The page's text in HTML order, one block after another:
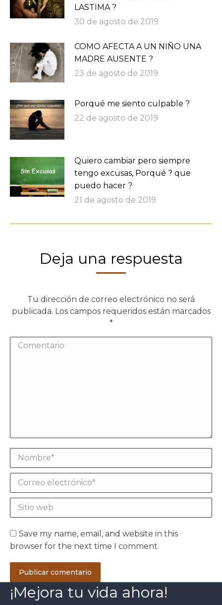
LASTIMA ?
30 de agosto de 2019
COMO AFECTA A UN NIÑO UNA
MADRE AUSENTE ?
23 de agosto de 2019
Porqué me siento culpable ?
22 de agosto de 2019
Quiero cambiar pero siempre
tengo excusas, Porqué ? que
puedo hacer ?
21 de agosto de 2019
Deja una respuesta
Tu dirección de correo electrónico no será
publicada. Los campos requeridos están marcados
*
Comentario
Nombre *
Correo electrónico *
Sitio web
Save my name, email, and website in this
browser for the next time I comment.
Publicar comentario
¡Mejora tu vida ahora!